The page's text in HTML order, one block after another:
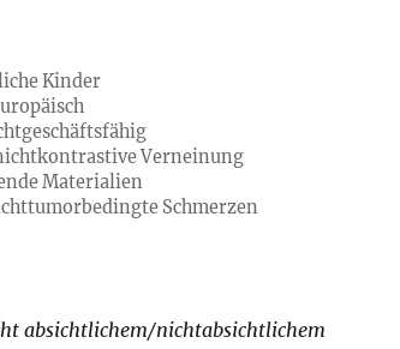
Kinder
Verneinung
Materialien
Schmerzen
absichtlichem/nichtabsichtlichem